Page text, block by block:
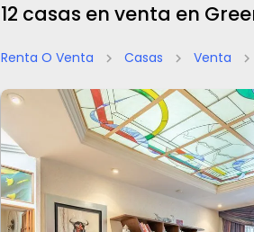
12 casas en venta en
Renta O Venta chevron_right Casas chevron_right Venta chevron_right